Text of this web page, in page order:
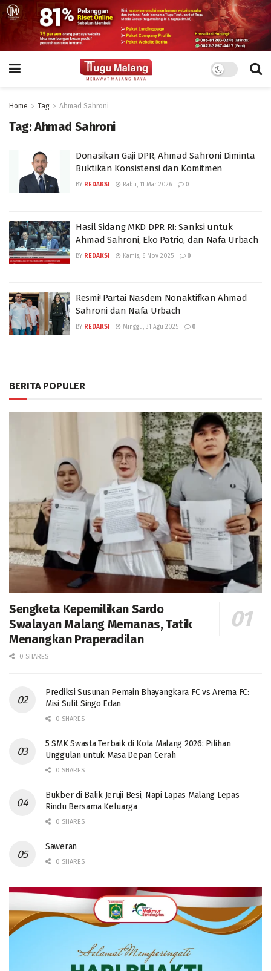
Home Tag Ahmad Sahroni
Tag:Ahmad Sahroni
Donasikan Gaji DPR, Ahmad Sahroni Diminta
Buktikan Konsistensi dan Komitmen
BY REDAKSI Rabu, 11 Mar 2026 0
Hasil Sidang MKD DPR RI: Sanksi untuk
Ahmad Sahroni, Eko Patrio, dan Nafa Urbach
BY REDAKSI Kamis, 6 Nov 2025 0
Resmi! Partai Nasdem Nonaktifkan Ahmad
Sahroni dan Nafa Urbach
BY REDAKSI Minggu, 31 Agu 2025 0
BERITA POPULER
Sengketa Kepemilikan Sardo
Swalayan Malang Memanas, Tatik
Menangkan Praperadilan
0 SHARES
Prediksi Susunan Pemain Bhayangkara FC vs Arema FC:
Misi Sulit Singo Edan
0 SHARES
5 SMK Swasta Terbaik di Kota Malang 2026: Pilihan
Unggulan untuk Masa Depan Cerah
0 SHARES
Bukber di Balik Jeruji Besi, Napi Lapas Malang Lepas
Rindu Bersama Keluarga
0 SHARES
Saweran
0 SHARES